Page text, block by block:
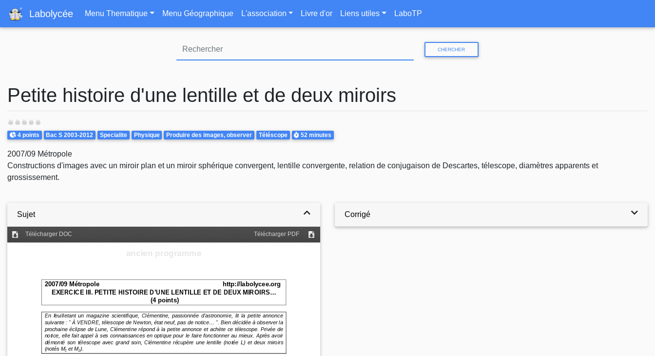
au
contenu
Labolycée Navigation principale
Menu Thematique Menu Géographique L'association Livre d'or Liens utiles LaboTP
CHERCHER
Petite histoire d'une lentille et de deux miroirs
Points
4 points Theme
Bac S 2003-2012 Specialite Physique Produire des images, observer Téléscope Durée
52 minutes
2007/09 Métropole
Constructions d'images avec un miroir plan et un miroir sphérique convergent, lentille convergente, relation de conjugaison de Descartes, télescope, diamètres apparents et
grossissement.
Sujet Corrigé